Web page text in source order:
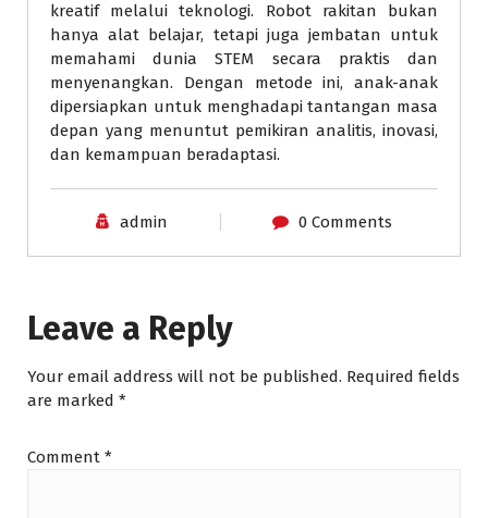
kreatif melalui teknologi. Robot rakitan bukan
hanya alat belajar, tetapi juga jembatan untuk
memahami dunia STEM secara praktis dan
menyenangkan. Dengan metode ini, anak-anak
dipersiapkan untuk menghadapi tantangan masa
depan yang menuntut pemikiran analitis, inovasi,
dan kemampuan beradaptasi.
admin 0 Comments
Leave a Reply
Your email address will not be published. Required fields
are marked *
Comment *